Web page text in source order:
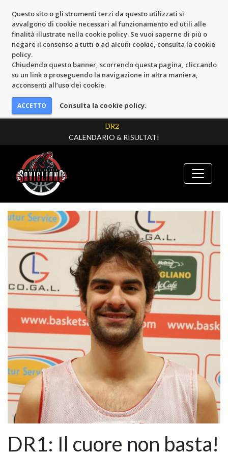
Questo sito o gli strumenti terzi da questo utilizzati si
avvalgono di cookie necessari al funzionamento ed utili alle
finalità illustrate nella cookie policy. Se vuoi saperne di più o
negare il consenso a tutti o ad alcuni cookie, consulta la cookie
policy.
Chiudendo questo banner, scorrendo questa pagina, cliccando
su un link o proseguendo la navigazione in altra maniera,
acconsenti all’uso dei cookie.
Consulta la cookie policy.
DR2
CALENDARIO & RISULTATI
DR1: Il cuore non basta!